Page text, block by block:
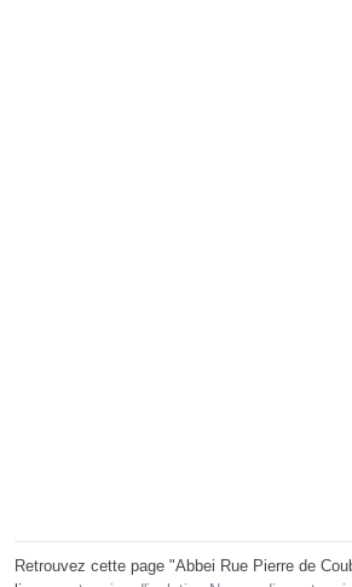
Retrouvez cette page "Abbei Rue Pierre de